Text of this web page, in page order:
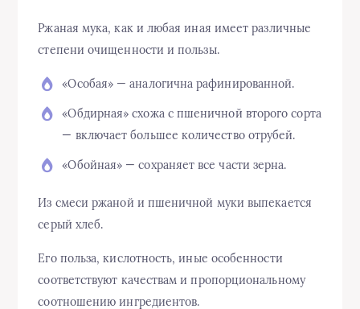
Ржаная мука, как и любая иная имеет различные
степени очищенности и пользы.
«Особая» — аналогична рафинированной.
«Обдирная» схожа с пшеничной второго сорта
— включает большее количество отрубей.
«Обойная» — сохраняет все части зерна.
Из смеси ржаной и пшеничной муки выпекается
серый хлеб.
Его польза, кислотность, иные особенности
соответствуют качествам и пропорциональному
соотношению ингредиентов.